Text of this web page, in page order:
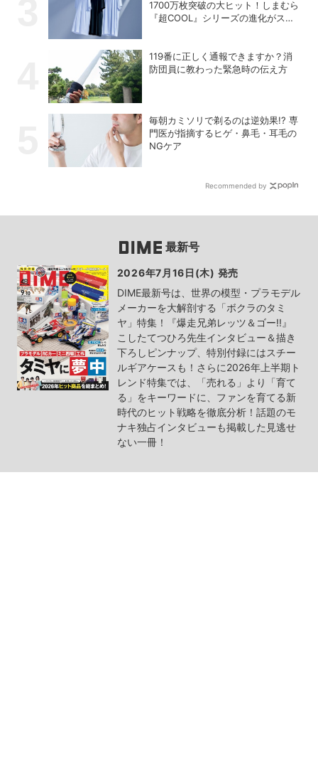
1700万枚突破の大ヒット！しまむら
『超COOL』シリーズの進化がスゴ
119番に正しく通報できますか？消
防団員に教わった緊急時の伝え方
毎朝カミソリで剃るのは逆効果!? 専
門医が指摘するヒゲ・鼻毛・耳毛の
NGケア
Recommended by
最新号
2026年7月16日(木) 発売
DIME最新号は、世界の模型・プラモデル
メーカーを大解剖する「ボクラのタミ
ヤ」特集！『爆走兄弟レッツ＆ゴー!!』
こしたてつひろ先生インタビュー＆描き
下ろしピンナップ、特別付録にはスチー
ルギアケースも！さらに2026年上半期ト
レンド特集では、「売れる」より「育て
る」をキーワードに、ファンを育てる新
時代のヒット戦略を徹底分析！話題のモ
ナキ独占インタビューも掲載した見逃せ
ない一冊！